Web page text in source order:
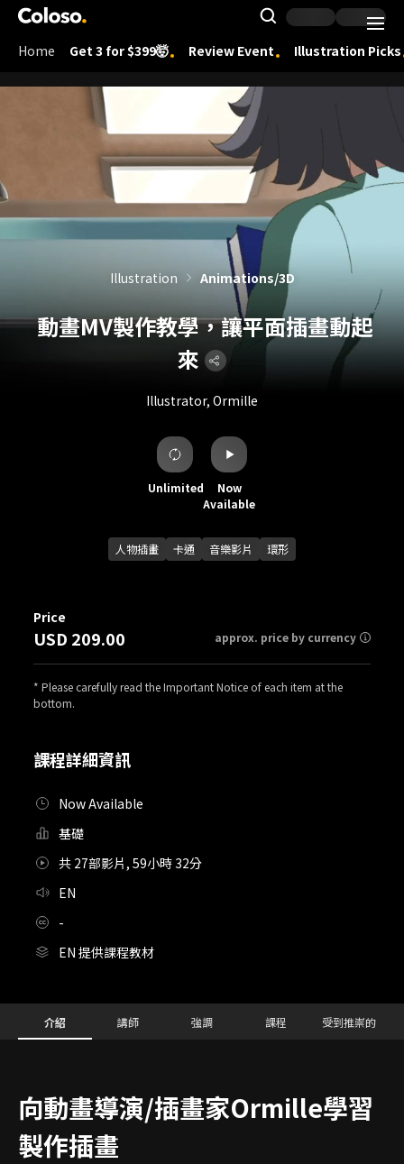
Coloso.
Search
Coloso Menu
Home Get 3 for $399🤯 Review Event Illustration Picks
動畫MV製作教學，讓平面插畫動起
來
Illustrator, Ormille
Illustration Animations/3D
Unlimited
Now
Available
人物插畫 卡通 音樂影片 環形
課程詳細資訊
Now Available
基礎
共 27部影片, 59小時 32分
EN
-
EN 提供課程教材
Price
USD 209.00 approx. price by currency
* Please carefully read the Important Notice of each item at the
bottom.
Details
Configuration Information Shortcuts
介紹 講師 強調 課程 受到推崇的
向動畫導演/插畫家Ormille學習
製作插畫